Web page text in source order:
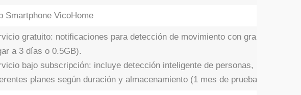
Smartphone VicoHome
gratuito: notificaciones para detección de movimiento con grabación en
a 3 días o 0.5GB).
bajo subscripción: incluye detección inteligente de personas, mascotas
planes según duración y almacenamiento (1 mes de prueba gratuito